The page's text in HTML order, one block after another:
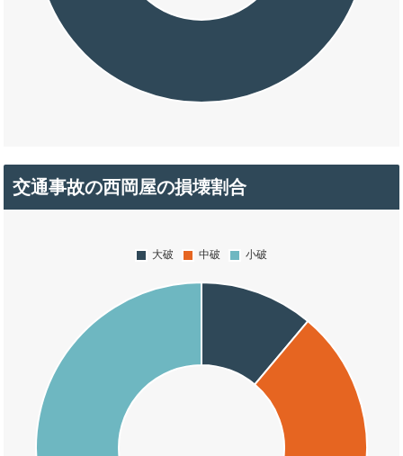
交通事故の西岡屋の損壊割合